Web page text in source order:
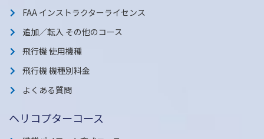
FAA インストラクターライセンス
追加／転入 その他のコース
飛行機 使用機種
飛行機 機種別料金
よくある質問
ヘリコプターコース